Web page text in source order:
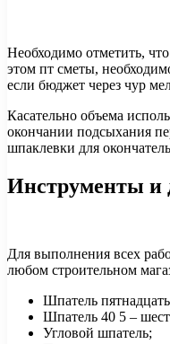
Необходимо отметить,
этом пт сметы,
если бюджет через чур
Касательно объема
окончании подсыхания
шпаклевки для
Инструменты и
Для выполнения всех
любом строительном
Шпатель
Шпатель 40 5 –
Угловой шпатель;